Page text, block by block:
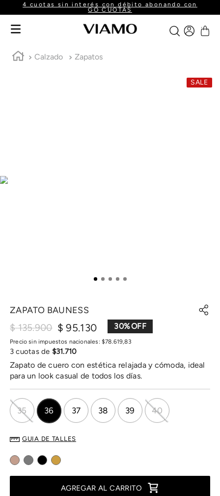
4 cuotas sin interés con débito abonando con
GO CUOTAS
Calzado Zapatos
SALE
ZAPATO BAUNESS
$ 95.130
$ 135.900 30%
Precio sin impuestos nacionales: $78.619,83
3 cuotas de $31.710
Zapato de cuero con estética relajada y cómoda, ideal
para un look casual de todos los días.
35 36 37 38 39 40
GUIA DE TALLES
AGREGAR AL CARRITO